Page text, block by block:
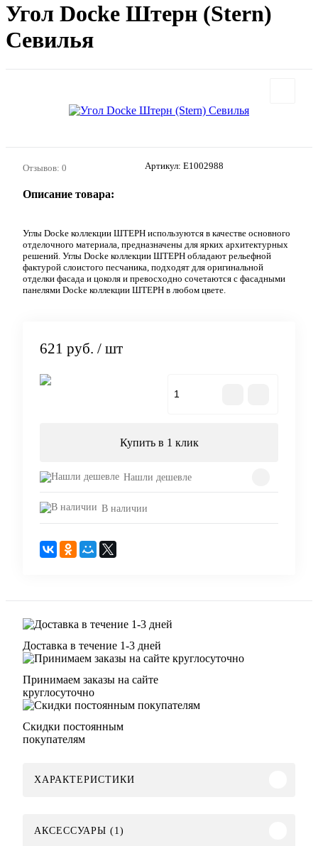
Угол Docke Штерн (Stern)
Севилья
Отзывов: 0 Артикул: E1002988
Описание товара:
Углы Docke коллекции ШТЕРН используются в качестве основного
отделочного материала, предназначены для ярких архитектурных
решений. Углы Docke коллекции ШТЕРН обладают рельефной
фактурой слоистого песчаника, подходят для оригинальной
отделки фасада и цоколя и превосходно сочетаются с фасадными
панелями Docke коллекции ШТЕРН в любом цвете.
621 руб. / шт
Купить в 1 клик
Нашли дешевле
В наличии
Доставка в течение 1-3 дней
Принимаем заказы на сайте
круглосуточно
Скидки постоянным
покупателям
ХАРАКТЕРИСТИКИ
АКСЕССУАРЫ (1)